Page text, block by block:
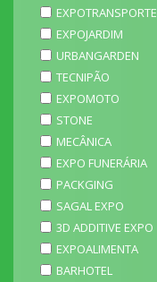
EXPOTRANSPORTE
EXPOJARDIM
URBANGARDEN
TECNIPÃO
EXPOMOTO
STONE
MECÂNICA
EXPO FUNERÁRIA
PACKGING
SAGAL EXPO
3D ADDITIVE EXPO
EXPOALIMENTA
BARHOTEL